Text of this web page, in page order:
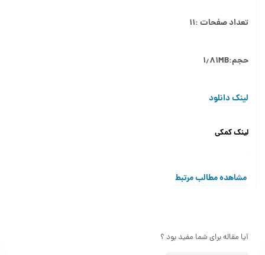
تعداد صفحات :۱۱
حجم:۱٫۸۱MB
لینک دانلود
لینک کمکی
مشاهده مطالب مرتبط
آیا مقاله برای شما مفید بود ؟